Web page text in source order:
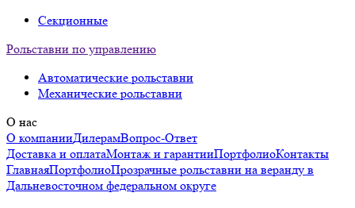
Секционные
Рольставни по управлению
Автоматические рольставни
Механические рольставни
О нас
О компанииДилерамВопрос-Ответ
Доставка и оплатаМонтаж и гарантииПортфолиоКонтакты
ГлавнаяПортфолиоПрозрачные рольставни на веранду в
Дальневосточном федеральном округе